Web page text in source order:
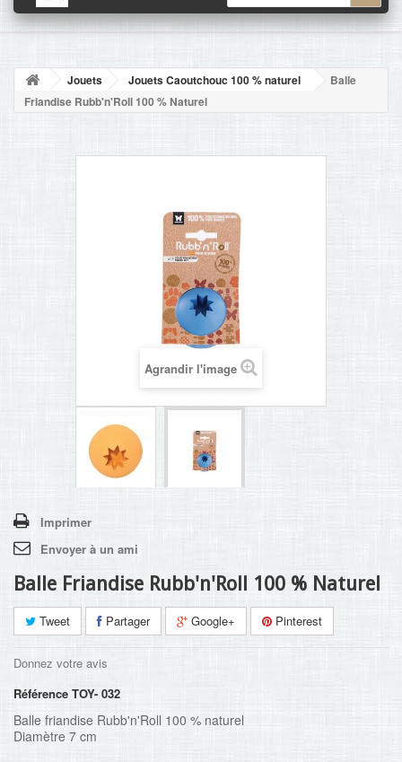
ACCUEIL
NOUVELLES
ACCUEIL
Jouets Jouets Caoutchouc 100 % naturel
Balle
Friandise Rubb'n'Roll 100 % Naturel
Agrandir l'image
Imprimer
Envoyer à un ami
Balle Friandise Rubb'n'Roll 100 % Naturel
Tweet Partager Google+ Pinterest
Donnez votre avis
Référence TOY- 032
Balle friandise Rubb'n'Roll 100 % naturel
Diamètre 7 cm